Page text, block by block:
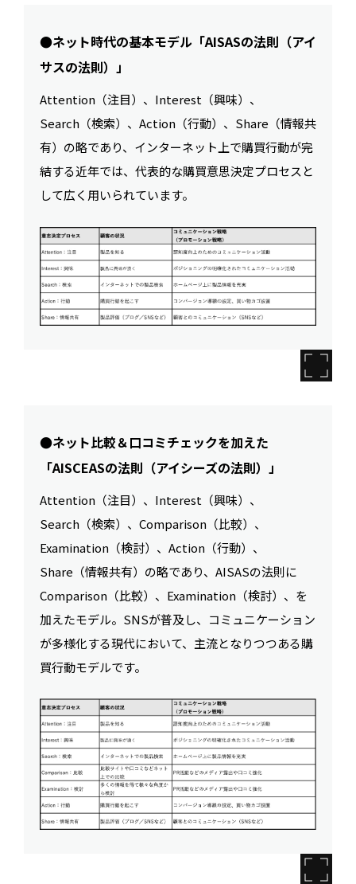
●ネット時代の基本モデル「AISASの法則（アイ
サスの法則）」
Attention（注目）、Interest（興味）、
Search（検索）、Action（行動）、Share（情報共
有）の略であり、インターネット上で購買行動が完
結する近年では、代表的な購買意思決定プロセスと
して広く用いられています。
●ネット比較＆口コミチェックを加えた
「AISCEASの法則（アイシーズの法則）」
Attention（注目）、Interest（興味）、
Search（検索）、Comparison（比較）、
Examination（検討）、Action（行動）、
Share（情報共有）の略であり、AISASの法則に
Comparison（比較）、Examination（検討）、を
加えたモデル。SNSが普及し、コミュニケーション
が多様化する現代において、主流となりつつある購
買行動モデルです。